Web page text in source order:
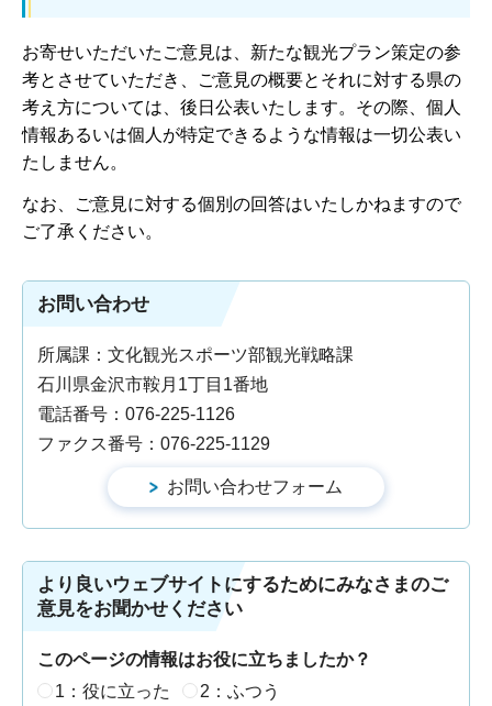
お寄せいただいたご意見は、新たな観光プラン策定の参
考とさせていただき、ご意見の概要とそれに対する県の
考え方については、後日公表いたします。その際、個人
情報あるいは個人が特定できるような情報は一切公表い
たしません。
なお、ご意見に対する個別の回答はいたしかねますので
ご了承ください。
お問い合わせ
所属課：文化観光スポーツ部観光戦略課
石川県金沢市鞍月1丁目1番地
電話番号：076-225-1126
ファクス番号：076-225-1129
より良いウェブサイトにするためにみなさまのご
意見をお聞かせください
このページの情報はお役に立ちましたか？
1：役に立った
2：ふつう